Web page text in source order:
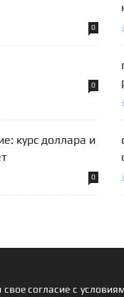
0
0
курс доллара и
0
согласие с